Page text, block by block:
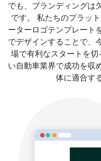
でも、ブランディングは
です。 私たちのプラッ
ーターロゴテンプレート
でデザインすることで、
場で有利なスタートを
い自動車業界で成功を収
体に適合す